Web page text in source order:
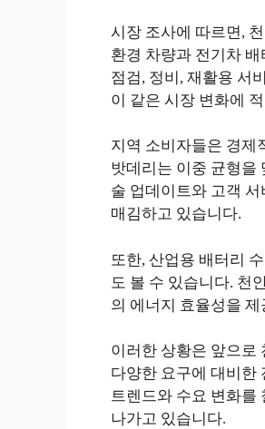
시장 조사에 따르면,
환경 차량과 전기차
점검, 정비, 재활용 서
이 같은 시장 변화에
지역 소비자들은 경제
밧데리는 이중 균형을
술 업데이트와 고객
매김하고 있습니다.
또한, 산업용 배터리
도 볼 수 있습니다. 천
의 에너지 효율성을
이러한 상황은 앞으로
다양한 요구에 대비한
트렌드와 수요 변화를
나가고 있습니다.